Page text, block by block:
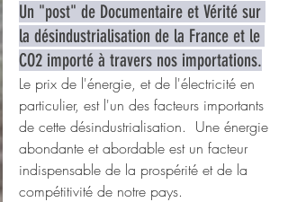
Un "post" de Documentaire et Vérité sur
la désindustrialisation de la France et le
CO2 importé à travers nos importations.
Le prix de l'énergie, et de l'électricité en
particulier, est l'un des facteurs importants
de cette désindustrialisation.  Une énergie
abondante et abordable est un facteur
indispensable de la prospérité et de la
compétitivité de notre pays.